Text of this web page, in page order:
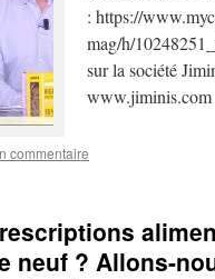
: https://
mag/h/
sur la société
www.jiminis.com
commentaire
neuf ? Allons-